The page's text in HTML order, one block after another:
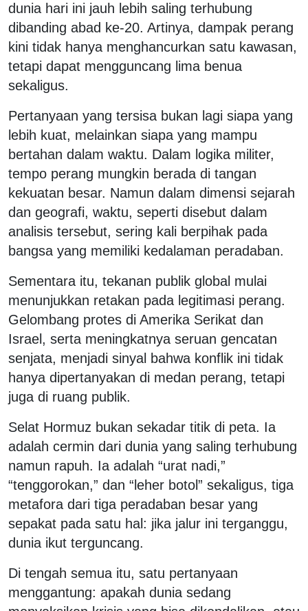
dunia hari ini jauh lebih saling terhubung
dibanding abad ke-20. Artinya, dampak perang
kini tidak hanya menghancurkan satu kawasan,
tetapi dapat mengguncang lima benua
sekaligus.
Pertanyaan yang tersisa bukan lagi siapa yang
lebih kuat, melainkan siapa yang mampu
bertahan dalam waktu. Dalam logika militer,
tempo perang mungkin berada di tangan
kekuatan besar. Namun dalam dimensi sejarah
dan geografi, waktu, seperti disebut dalam
analisis tersebut, sering kali berpihak pada
bangsa yang memiliki kedalaman peradaban.
Sementara itu, tekanan publik global mulai
menunjukkan retakan pada legitimasi perang.
Gelombang protes di Amerika Serikat dan
Israel, serta meningkatnya seruan gencatan
senjata, menjadi sinyal bahwa konflik ini tidak
hanya dipertanyakan di medan perang, tetapi
juga di ruang publik.
Selat Hormuz bukan sekadar titik di peta. Ia
adalah cermin dari dunia yang saling terhubung
namun rapuh. Ia adalah “urat nadi,”
“tenggorokan,” dan “leher botol” sekaligus, tiga
metafora dari tiga peradaban besar yang
sepakat pada satu hal: jika jalur ini terganggu,
dunia ikut terguncang.
Di tengah semua itu, satu pertanyaan
menggantung: apakah dunia sedang